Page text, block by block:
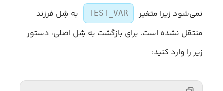
نمی‌شود زیرا متغیر
TEST_VAR
به شِل فرزند
منتقل نشده است. برای بازگشت به شِل اصلی، دستور
زیر را وارد کنید: